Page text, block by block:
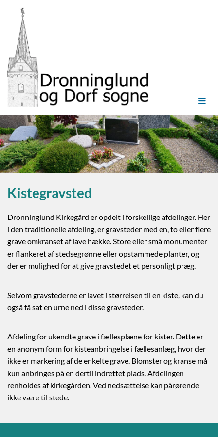
Kistegravsted
Dronninglund Kirkegård er opdelt i forskellige afdelinger. Her
i den traditionelle afdeling, er gravsteder med en, to eller flere
grave omkranset af lave hække. Store eller små monumenter
er flankeret af stedsegrønne eller opstammede planter, og
der er mulighed for at give gravstedet et personligt præg.
Selvom gravstederne er lavet i størrelsen til en kiste, kan du
også få sat en urne ned i disse gravsteder.
Afdeling for ukendte grave i fællesplæne for kister. Dette er
en anonym form for kisteanbringelse i fællesanlæg, hvor der
ikke er markering af de enkelte grave. Blomster og kranse må
kun anbringes på en dertil indrettet plads. Afdelingen
renholdes af kirkegården. Ved nedsættelse kan pårørende
ikke være til stede.